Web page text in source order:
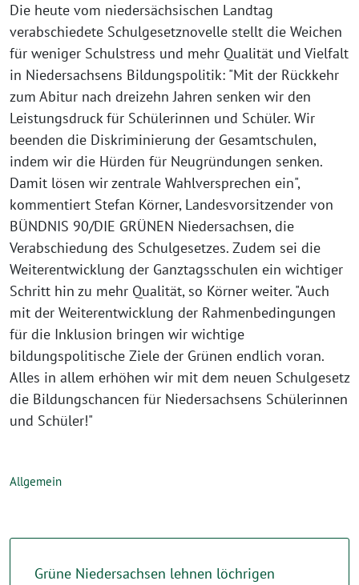
Die heute vom niedersächsischen Landtag
verabschiedete Schulgesetznovelle stellt die Weichen
für weniger Schulstress und mehr Qualität und Vielfalt
in Niedersachsens Bildungspolitik: "Mit der Rückkehr
zum Abitur nach dreizehn Jahren senken wir den
Leistungsdruck für Schülerinnen und Schüler. Wir
beenden die Diskriminierung der Gesamtschulen,
indem wir die Hürden für Neugründungen senken.
Damit lösen wir zentrale Wahlversprechen ein",
kommentiert Stefan Körner, Landesvorsitzender von
BÜNDNIS 90/DIE GRÜNEN Niedersachsen, die
Verabschiedung des Schulgesetzes. Zudem sei die
Weiterentwicklung der Ganztagsschulen ein wichtiger
Schritt hin zu mehr Qualität, so Körner weiter. "Auch
mit der Weiterentwicklung der Rahmenbedingungen
für die Inklusion bringen wir wichtige
bildungspolitische Ziele der Grünen endlich voran.
Alles in allem erhöhen wir mit dem neuen Schulgesetz
die Bildungschancen für Niedersachsens Schülerinnen
und Schüler!"
Allgemein
Grüne Niedersachsen lehnen löchrigen